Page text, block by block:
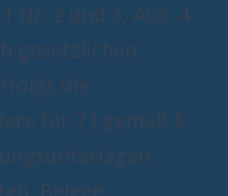
Nr. 2 und 3, Abs. 4
gesetzlichen
die
für 7 J gemäß §
Belege,